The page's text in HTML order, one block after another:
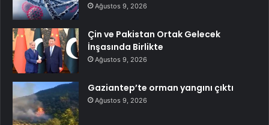
Ağustos 9, 2026
Çin ve Pakistan Ortak Gelecek
İnşasında Birlikte
Ağustos 9, 2026
Gaziantep’te orman yangını çıktı
Ağustos 9, 2026